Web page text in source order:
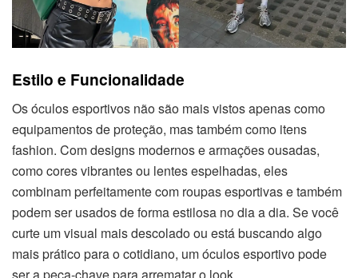
Estilo e Funcionalidade
Os óculos esportivos não são mais vistos apenas como
equipamentos de proteção, mas também como itens
fashion. Com designs modernos e armações ousadas,
como cores vibrantes ou lentes espelhadas, eles
combinam perfeitamente com roupas esportivas e também
podem ser usados de forma estilosa no dia a dia. Se você
curte um visual mais descolado ou está buscando algo
mais prático para o cotidiano, um óculos esportivo pode